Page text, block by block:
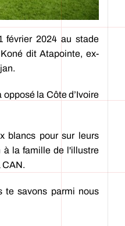
février 2024 au stade
dit Atapointe, ex-
la Côte d’Ivoire
blancs pour sur leurs
à la famille de l'illustre
CAN.
te savons parmi nous